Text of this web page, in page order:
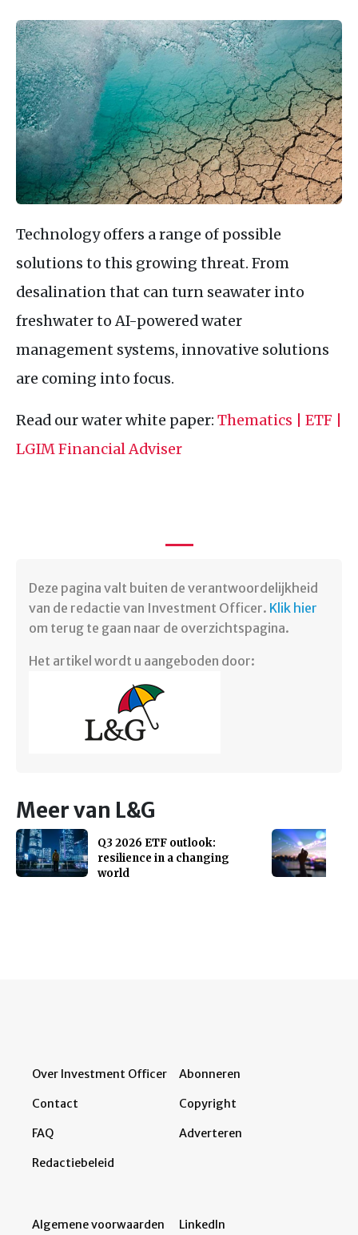
Technology offers a range of possible
solutions to this growing threat. From
desalination that can turn seawater into
freshwater to AI-powered water
management systems, innovative solutions
are coming into focus.
Read our water white paper: Thematics | ETF |
LGIM Financial Adviser
Deze pagina valt buiten de verantwoordelijkheid
van de redactie van Investment Officer. Klik hier
om terug te gaan naar de overzichtspagina.
Het artikel wordt u aangeboden door:
Meer van L&G
Q3 2026 ETF outlook:
resilience in a changing
world
Over Investment Officer
Contact
FAQ
Redactiebeleid
Abonneren
Copyright
Adverteren
Algemene voorwaarden LinkedIn